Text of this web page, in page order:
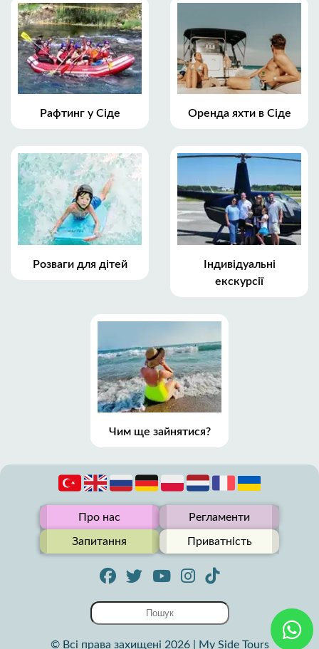
Рафтинг у Сіде Оренда яхти в Сіде
Розваги для дітей
Індивідуальні
екскурсії
Чим ще зайнятися?
Про нас Регламенти
Запитання Приватність
© Всі права захищені 2026 | My Side Tours